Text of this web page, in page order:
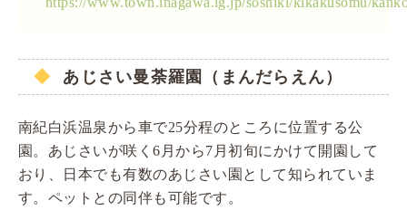
あじさい曼荼羅園（まんだらえん）
南紀白浜温泉から車で25分程のところに位置する公
園。あじさいが咲く6月から7月初旬にかけて開園して
おり、日本でも有数のあじさい園として知られていま
す。ペットとの同伴も可能です。